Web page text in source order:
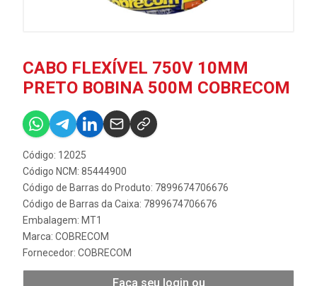
CABO FLEXÍVEL 750V 10MM
PRETO BOBINA 500M COBRECOM
Código: 12025
Código NCM: 85444900
Código de Barras do Produto: 7899674706676
Código de Barras da Caixa: 7899674706676
Embalagem: MT1
Marca: COBRECOM
Fornecedor: COBRECOM
Faça seu login ou